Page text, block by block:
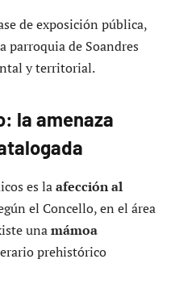
de exposición pública,
parroquia de Soandres
y territorial.
la amenaza
es laafección al
el Concello, en el área
unamámoa
prehistórico